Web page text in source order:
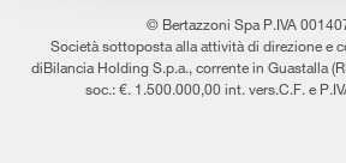
© Bertazzoni Spa P.IVA
Società sottoposta alla attività di direzione e
diBilancia Holding S.p.a., corrente in Guastalla
soc.: €. 1.500.000,00 int. vers.C.F. e